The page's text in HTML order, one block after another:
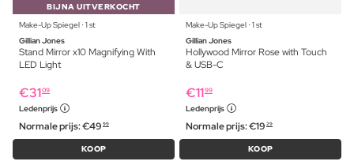
BIJNA UITVERKOCHT
Make-Up Spiegel ⋅ 1 st
Gillian Jones
Stand Mirror x10 Magnifying With
LED Light
€3109
Ledenprijs
Normale prijs:€49 99
KOOP
Make-Up Spiegel ⋅ 1 st
Gillian Jones
Hollywood Mirror Rose with Touch
& USB-C
€1199
Ledenprijs
Normale prijs:€19 29
KOOP